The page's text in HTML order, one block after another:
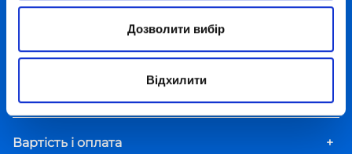
Дозволити вибір
Відхилити
Вартість і оплата +